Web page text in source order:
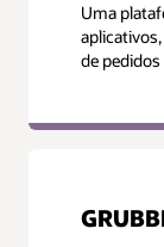
Uma
de